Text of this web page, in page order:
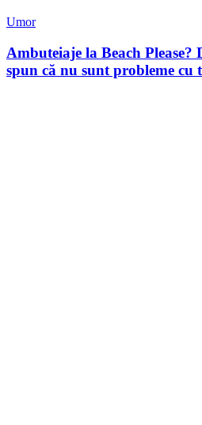
Umor
Ambuteiaje la Beach Please?
spun că nu sunt probleme cu